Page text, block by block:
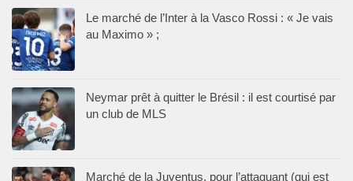
Le marché de l’Inter à la Vasco Rossi : « Je vais
au Maximo » ;
Neymar prêt à quitter le Brésil : il est courtisé par
un club de MLS
Marché de la Juventus, pour l’attaquant (qui est